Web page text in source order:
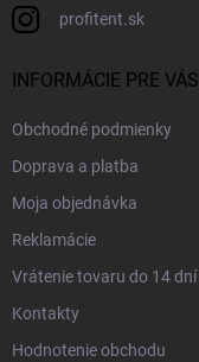
profitent.sk
INFORMÁCIE PRE VÁS
Obchodné podmienky
Doprava a platba
Moja objednávka
Reklamácie
Vrátenie tovaru do 14 dní
Kontakty
Hodnotenie obchodu